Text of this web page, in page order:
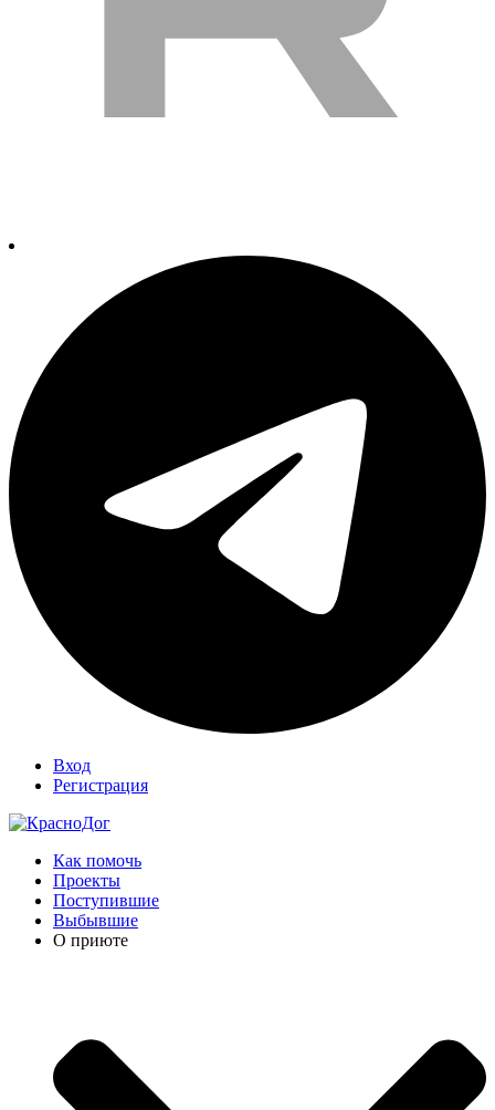
Вход
Регистрация
Как помочь
Проекты
Поступившие
Выбывшие
О приюте